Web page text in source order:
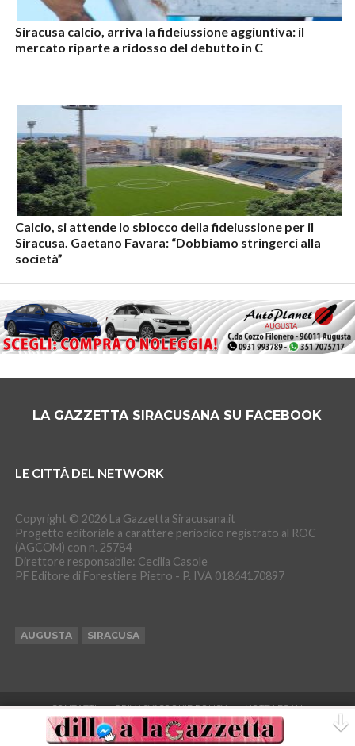
Siracusa calcio, arriva la fideiussione aggiuntiva: il
mercato riparte a ridosso del debutto in C
Calcio, si attende lo sblocco della fideiussione per il
Siracusa. Gaetano Favara: “Dobbiamo stringerci alla
società”
LA GAZZETTA SIRACUSANA SU FACEBOOK
LE CITTÀ DEL NETWORK
Copyright © 2026 La Gazzetta Siracusana.it
Progetto editoriale a carattere periodico registrato al ROC
(AGCOM) con n. 25784
Direttore responsabile: Cecilia Casole
PF Editore di Forestiere Pietro - P. IVA 01864170897
AUGUSTA SIRACUSA
CONTATTI PRIVACY&COOKIE POLICY NOTE LEGALI
Copyright © 2016/2026 PF Editore